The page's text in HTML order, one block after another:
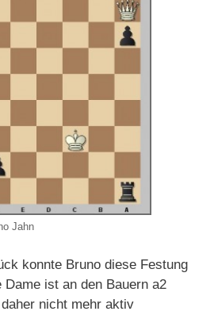
Jahn
konnte Bruno diese Festung
ist an den Bauern a2
nicht mehr aktiv